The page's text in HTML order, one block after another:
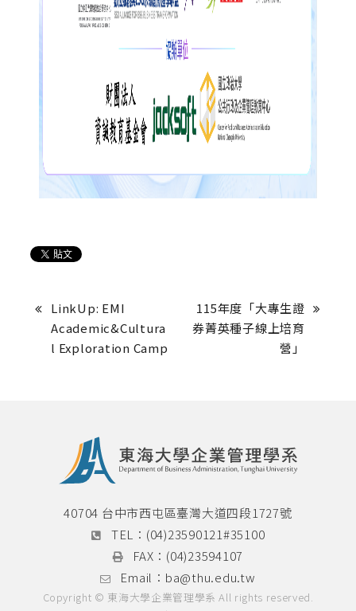
LinkUp: EMI
Academic&Cultura
l Exploration Camp
115年度「大專生證
券菁英種子線上培育
營」
40704 台中市西屯區臺灣大道四段1727號
TEL： (04)23590121#35100
FAX： (04)23594107
Email： ba@thu.edu.tw
Copyright © 東海大學企業管理學系 All rights reserved.